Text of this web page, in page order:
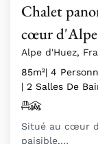
Chalet
cœur
Alpe d'Huez,
85m²| 4
| 2 Salles De
Situé au cœur
paisible,…